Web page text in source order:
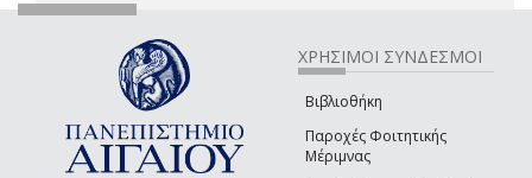
ΧΡΗΣΙΜΟΙ ΣΥΝΔΕΣΜΟΙ
Βιβλιοθήκη
Παροχές Φοιτητικής
Μέριμνας